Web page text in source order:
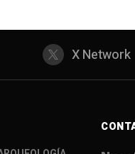
X Network